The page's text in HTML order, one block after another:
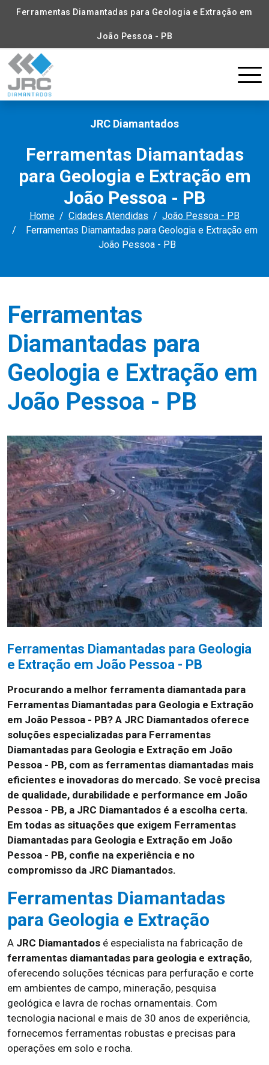
Ferramentas Diamantadas para Geologia e Extração em
João Pessoa - PB
JRC Diamantados
Ferramentas Diamantadas
para Geologia e Extração em
João Pessoa - PB
Home Cidades Atendidas
João Pessoa - PB
Ferramentas Diamantadas para Geologia e Extração em
João Pessoa - PB
Ferramentas
Diamantadas para
Geologia e Extração em
João Pessoa - PB
Ferramentas Diamantadas para Geologia
e Extração em João Pessoa - PB
Procurando a melhor ferramenta diamantada para
Ferramentas Diamantadas para Geologia e Extração
em João Pessoa - PB? A JRC Diamantados oferece
soluções especializadas para Ferramentas
Diamantadas para Geologia e Extração em João
Pessoa - PB, com as ferramentas diamantadas mais
eficientes e inovadoras do mercado. Se você precisa
de qualidade, durabilidade e performance em João
Pessoa - PB, a JRC Diamantados é a escolha certa.
Em todas as situações que exigem Ferramentas
Diamantadas para Geologia e Extração em João
Pessoa - PB, confie na experiência e no
compromisso da JRC Diamantados.
Ferramentas Diamantadas
para Geologia e Extração
A JRC Diamantados é especialista na fabricação de
ferramentas diamantadas para geologia e extração,
oferecendo soluções técnicas para perfuração e corte
em ambientes de campo, mineração, pesquisa
geológica e lavra de rochas ornamentais. Com
tecnologia nacional e mais de 30 anos de experiência,
fornecemos ferramentas robustas e precisas para
operações em solo e rocha.